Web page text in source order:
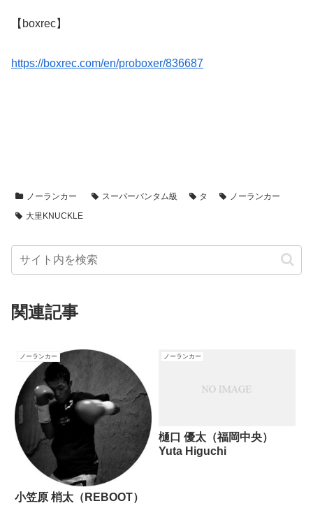
【boxrec】
https://boxrec.com/en/proboxer/836687
ノーランカー スーパーバンタム級 タ
ノーランカー
大里KNUCKLE
関連記事
ノーランカー
小笠原 梢太（REBOOT）
ノーランカー
樋口 優太（福岡中央）
Yuta Higuchi